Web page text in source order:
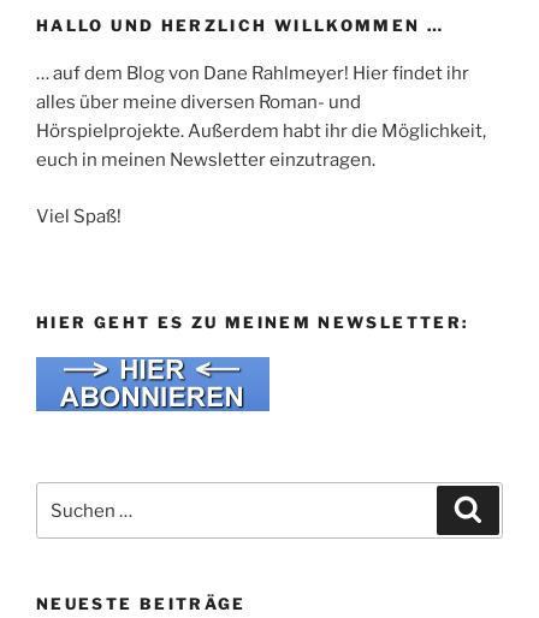
HALLO UND HERZLICH WILLKOMMEN …
… auf dem Blog von Dane Rahlmeyer! Hier findet ihr
alles über meine diversen Roman- und
Hörspielprojekte. Außerdem habt ihr die Möglichkeit,
euch in meinen Newsletter einzutragen.
Viel Spaß!
HIER GEHT ES ZU MEINEM NEWSLETTER:
nach:
NEUESTE BEITRÄGE